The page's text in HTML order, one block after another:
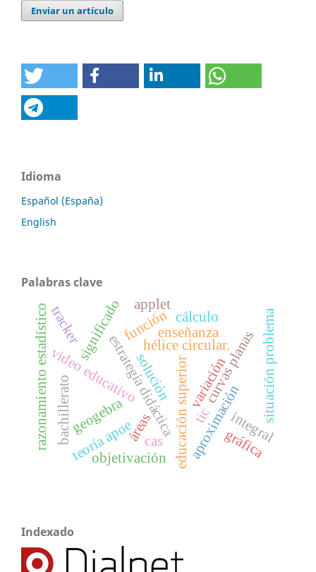
Enviar un artículo
Idioma
Español (España)
English
Palabras clave
educación superior
estrategia didáctica
geogebra
hélice circular.
video educativo
áreas aproximación
enseñanzacurvas planas
significado
bachillerato integral
función
solución
cálculo
teoría apoe gráfica
objetivación
variación
applet
cas
tic
razonamiento estadístico situación problema
tracker
Indexado